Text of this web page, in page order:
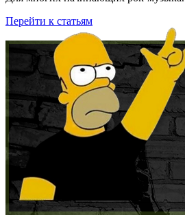
Перейти к статьям